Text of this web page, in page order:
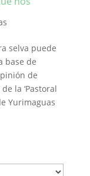
selva puede
base de
de
la ‘Pastoral
Yurimaguas